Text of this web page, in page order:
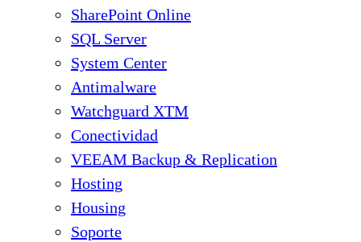
SharePoint Online
SQL Server
System Center
Antimalware
Watchguard XTM
Conectividad
VEEAM Backup & Replication
Hosting
Housing
Soporte